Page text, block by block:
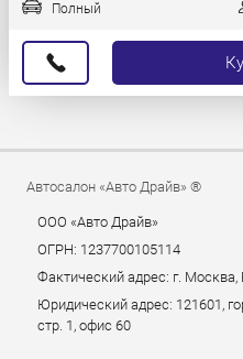
Полный
Автосалон «Авто Драйв» ®
ООО «Авто Драйв»
ОГРН: 1237700105114
Фактический адрес: г. Москва,
Юридический адрес: 121601,
стр. 1, офис 60